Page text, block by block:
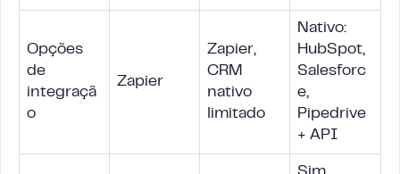
Opções
de
integraçã
o
Zapier
Zapier,
CRM
nativo
limitado
Nativo:
HubSpot,
Salesforc
e,
Pipedrive
+ API